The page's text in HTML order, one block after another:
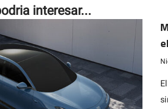
interesar...